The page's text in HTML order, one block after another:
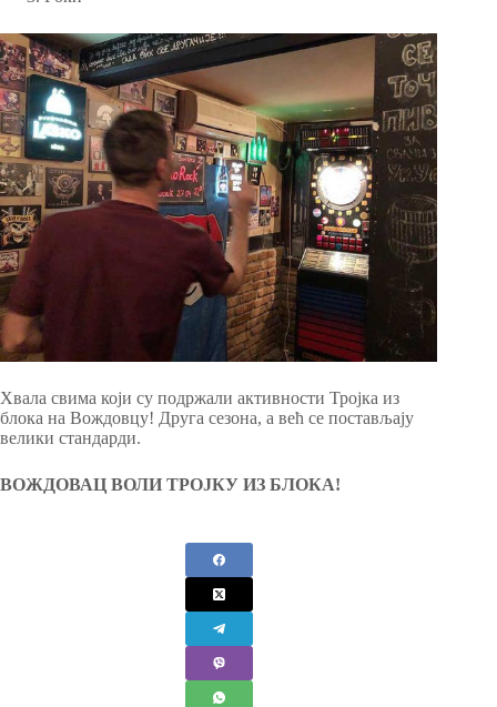
Хвала свима који су подржали активности Тројка из
блока на Вождовцу! Друга сезона, а већ се постављају
велики стандарди.
ВОЖДОВАЦ ВОЛИ ТРОЈКУ ИЗ БЛОКА!